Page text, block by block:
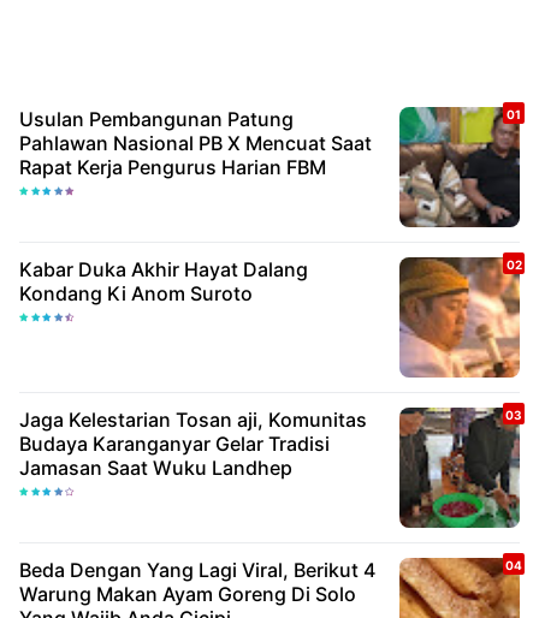
Usulan Pembangunan Patung
Pahlawan Nasional PB X Mencuat Saat
Rapat Kerja Pengurus Harian FBM
Kabar Duka Akhir Hayat Dalang
Kondang Ki Anom Suroto
Jaga Kelestarian Tosan aji, Komunitas
Budaya Karanganyar Gelar Tradisi
Jamasan Saat Wuku Landhep
Beda Dengan Yang Lagi Viral, Berikut 4
Warung Makan Ayam Goreng Di Solo